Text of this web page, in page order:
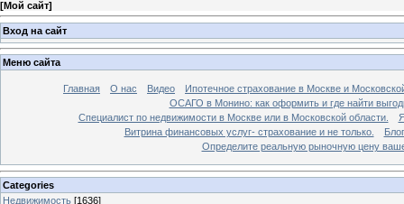
[Мой сайт]
Вход на сайт
Меню сайта
Главная О нас Видео
Ипотечное страхование в Москве и
ОСАГО в Монино: как оформить и где найти
Специалист по недвижимости в Москве или в Московской области.
Витрина финансовых услуг- страхование и не только.
Блог
Определите реальную рыночную цену
Categories
Недвижимость [1636]